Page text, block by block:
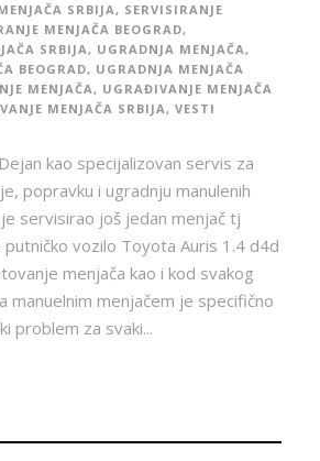
SRBIJA, SERVISIRANJE
MENJAČA BEOGRAD,
SRBIJA, UGRADNJA MENJAČA,
BEOGRAD, UGRADNJA MENJAČA
MENJAČA, UGRAĐIVANJE MENJAČA
MENJAČA SRBIJA, VESTI
kao specijalizovan servis za
popravku i ugradnju manulenih
servisirao još jedan menjač tj
vozilo Toyota Auris 1.4 d4d
menjača kao i kod svakog
manuelnim menjačem je specifično
problem za svaki...